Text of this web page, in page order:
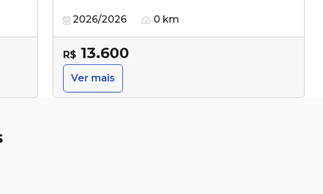
2026/2026 0 km
R$ 13.600
Ver mais